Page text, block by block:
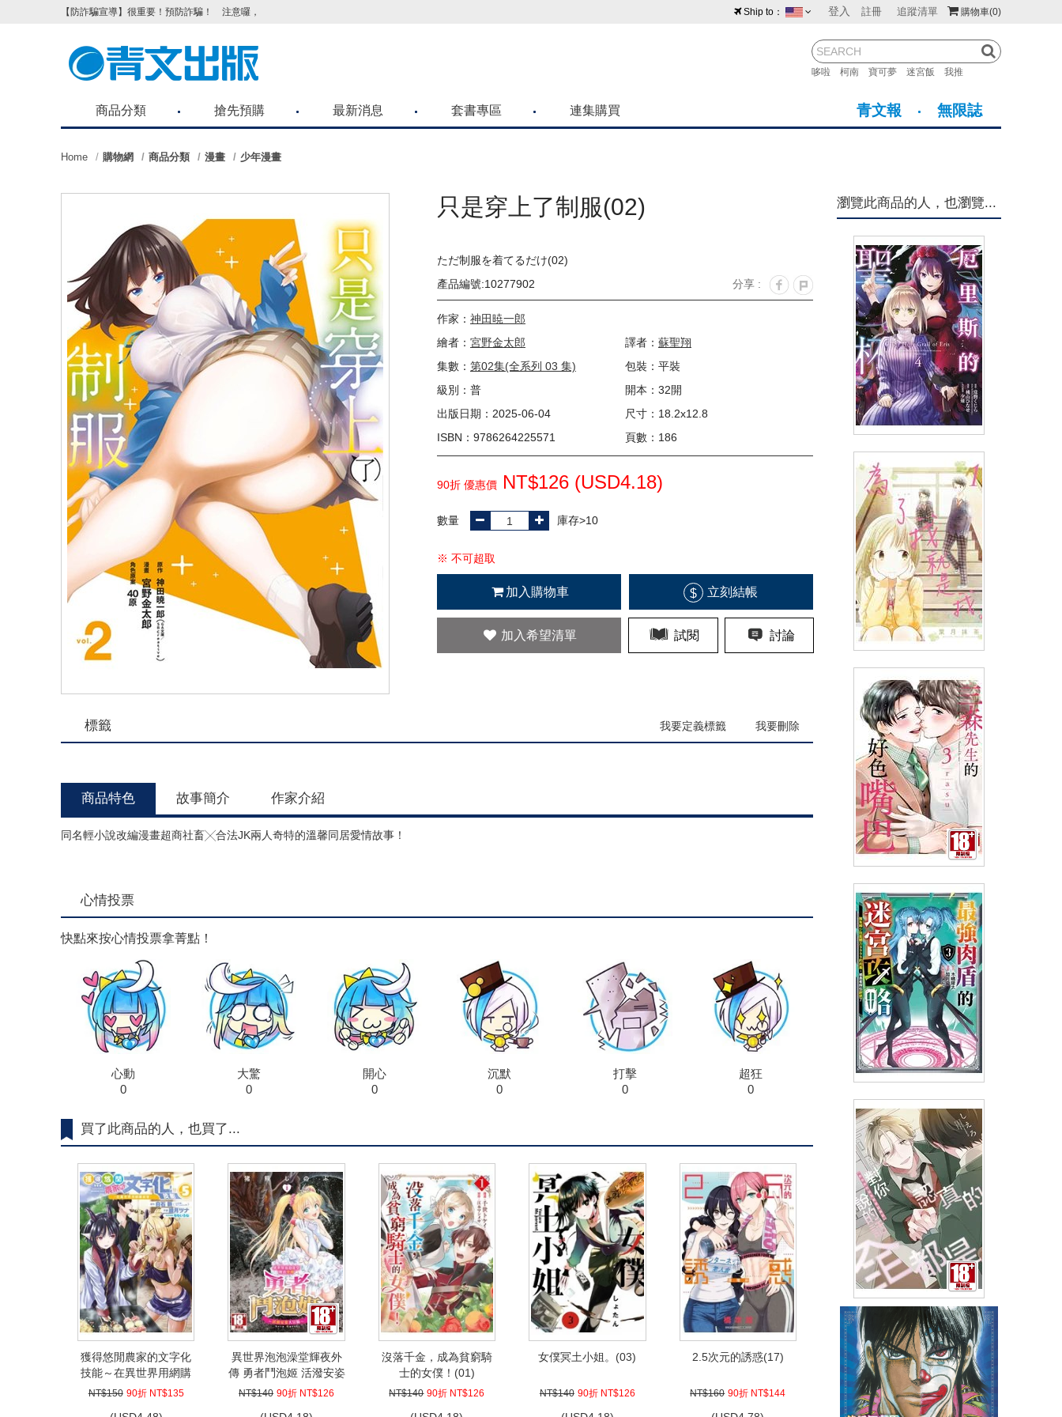
購物車(0)
登入 註冊 追蹤清單
哆啦 柯南 寶可夢 迷宮飯 我推
Ship to：
紐西蘭 馬來西亞
菲律賓
【防詐騙宣導】很重要！預防詐騙！ 注意囉，不要被騙了！請各位喜歡青文購物網的朋友們，提高警覺！
商品分類 搶先預購 最新消息 套書專區 連集購買 青文報 無限誌
Home 購物網 商品分類 漫畫 少年漫畫
只是穿上了制服(02)
ただ制服を着てるだけ(02)
產品編號:10277902
分享 :
作家： 神田暁一郎
繪者： 宮野金太郎 譯者： 蘇聖翔
集數： 第02集(全系列 03 集)
包裝：平裝
級別：普
開本：32開
出版日期：2025-06-04
尺寸：18.2x12.8
ISBN：9786264225571
頁數：186
90折 優惠價 NT$126 (USD4.18)
數量 庫存>10
※ 不可超取
加入購物車 $ 立刻結帳
加入希望清單 試閱 討論
標籤 我要定義標籤 我要刪除
商品特色 故事簡介 作家介紹
同名輕小說改編漫畫超商社畜╳合法JK兩人奇特的溫馨同居愛情故事！
心情投票
快點來按心情投票拿菁點！
心動
0
大驚
0
開心
0
沉默
0
打擊
0
超狂
0
買了此商品的人，也買了...
獲得悠閒農家的文字化
技能～在異世界用網購
經營～(05)
NT$150 90折 NT$135
異世界泡泡澡堂輝夜外
傳 勇者鬥泡姬 活潑安姿
大冒險(01)
NT$140 90折 NT$126
沒落千金，成為貧窮騎
士的女僕！(01)
NT$140 90折 NT$126
女僕冥土小姐。(03)
NT$140 90折 NT$126
2.5次元的誘惑(17)
NT$160 90折 NT$144
瀏覽此商品的人，也瀏覽...
NT$140 90折 NT$126 USD 4.18)
NT$140 90折 NT$126 (USD4.18)
三森先生的好色嘴巴(03)
NT$140 90折 NT$126 (USD4.18)
最強肉盾的迷宮攻略～擁有稀少
技能體力9999的肉盾，被勇者
隊伍辭退了～(03)
NT$140 90折 NT$126 ( USD 4.18)
對你說的話全都是認真的(全)
NT$140 90折 NT$126 (USD4.18)